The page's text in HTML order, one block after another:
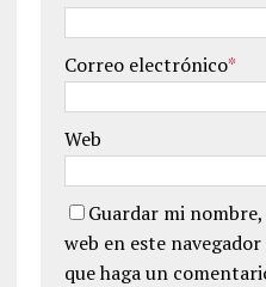
Correo electrónico*
Web
Guardar mi
web en este
que haga un